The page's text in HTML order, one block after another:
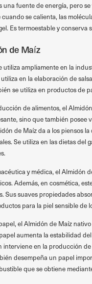
una fuente de energía, pero
se calienta, las
Es termoestable y
de Maíz
utiliza ampliamente en la
en la elaboración de
se utiliza en productos de
de alimentos, el
sino que también
de Maíz da a los piensos
Se utiliza en las dietas del
y médica, el Almidón
Además, en cosmética,
Sus suaves propiedades
para la piel sensible de
el Almidón de Maíz
aumenta la estabilidad
interviene en la producción
desempeña un papel
que se obtiene